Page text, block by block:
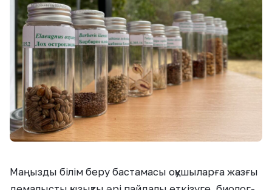
Маңызды білім беру бастамасы оқушыларға жазғы